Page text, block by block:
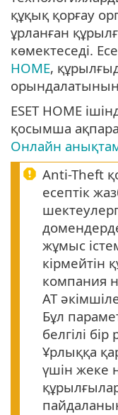
құқық қорғау
ұрланған
көмектеседі.
HOME,
ESET HOME
қосымша
Онлайн
Anti-Theft
есептік
жұмыс
кірмейтін
компания
АТ
Бұл
белгілі
Ұрлыққа
үшін жеке